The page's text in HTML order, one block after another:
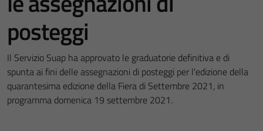
posteggi
Il Servizio Suap ha approvato le graduatorie definitiva e di
spunta ai fini delle assegnazioni di posteggi per l'edizione della
quarantesima edizione della Fiera di Settembre 2021, in
programma domenica 19 settembre 2021.